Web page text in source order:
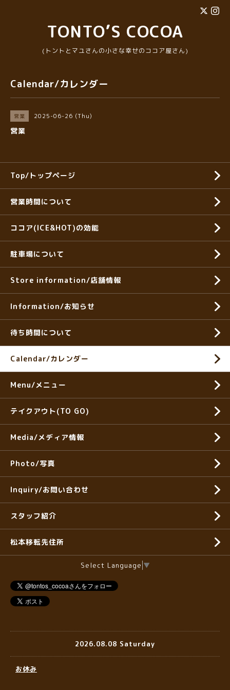
TONTO’S COCOA
(トントとマユさんの小さな幸せのココア屋さん)
Calendar/カレンダー
営業 2025-06-26 (Thu)
営業
Top/トップページ
営業時間について
ココア(ICE&HOT)の効能
駐車場について
Store information/店舗情報
Information/お知らせ
待ち時間について
Calendar/カレンダー
Menu/メニュー
テイクアウト(TO GO)
Media/メディア情報
Photo/写真
Inquiry/お問い合わせ
スタッフ紹介
松本移転先住所
Select Language ▼
2026.08.08 Saturday
お休み